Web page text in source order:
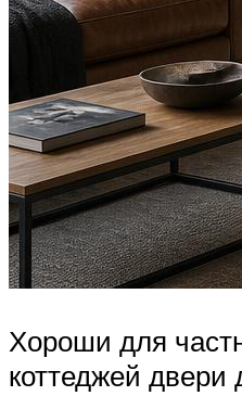
Хороши для
коттеджей двери